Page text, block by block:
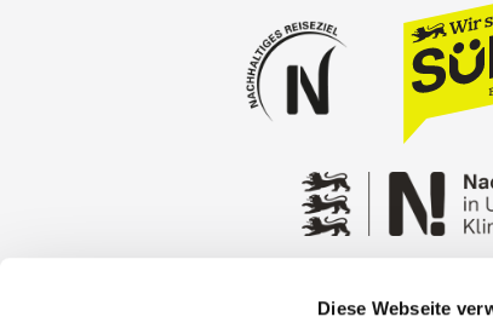
Diese Webseite
Stuttgart